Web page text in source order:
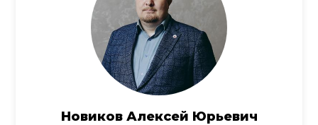
Новиков Алексей Юрьевич